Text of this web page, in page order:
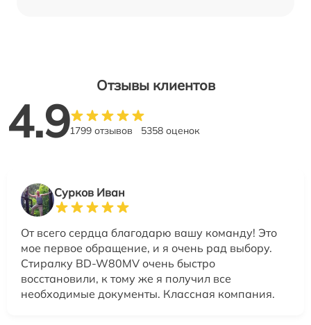
Отзывы клиентов
4.91799 отзывов 5358 оценок
Сурков Иван
От всего сердца благодарю вашу команду! Это
мое первое обращение, и я очень рад выбору.
Стиралку BD-W80MV очень быстро
восстановили, к тому же я получил все
необходимые документы. Классная компания.